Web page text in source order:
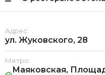
Адрес:
ул. Жуковского, 28
Метро:
Маяковская,